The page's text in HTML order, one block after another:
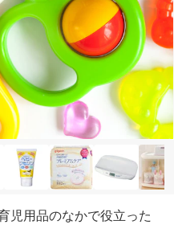
児用品のなかで役立った